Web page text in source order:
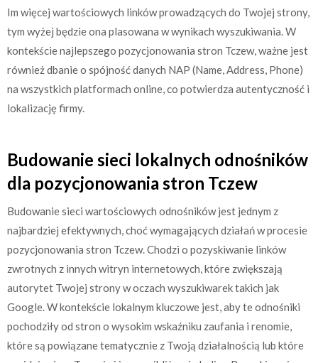
Im więcej wartościowych linków prowadzących do Twojej strony,
tym wyżej będzie ona plasowana w wynikach wyszukiwania. W
kontekście najlepszego pozycjonowania stron Tczew, ważne jest
również dbanie o spójność danych NAP (Name, Address, Phone)
na wszystkich platformach online, co potwierdza autentyczność i
lokalizację firmy.
Budowanie sieci lokalnych odnośników
dla pozycjonowania stron Tczew
Budowanie sieci wartościowych odnośników jest jednym z
najbardziej efektywnych, choć wymagających działań w procesie
pozycjonowania stron Tczew. Chodzi o pozyskiwanie linków
zwrotnych z innych witryn internetowych, które zwiększają
autorytet Twojej strony w oczach wyszukiwarek takich jak
Google. W kontekście lokalnym kluczowe jest, aby te odnośniki
pochodziły od stron o wysokim wskaźniku zaufania i renomie,
które są powiązane tematycznie z Twoją działalnością lub które